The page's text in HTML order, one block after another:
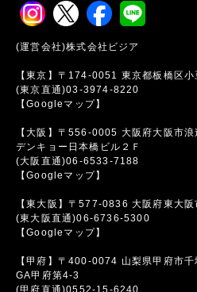
(運営会社)株式会社ビジア
【東京】〒174-0051 東京都板橋区
(東京直通)03-3974-8220
【Googleマップ】
【大阪】〒556-0005 大阪府大阪市
デンキョー日本橋ビル２Ｆ
(大阪直通)06-6533-7188
【Googleマップ】
【東大阪】〒577-0836 大阪府東大
(東大阪直通)06-6736-5300
【Googleマップ】
【甲府】〒400-0074 山梨県甲府市
GA甲府第4-3